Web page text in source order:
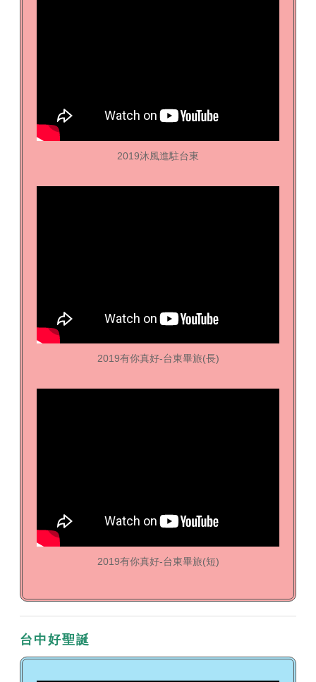
2019沐風進駐台東
2019有你真好-台東畢旅(長)
2019有你真好-台東畢旅(短)
台中好聖誕